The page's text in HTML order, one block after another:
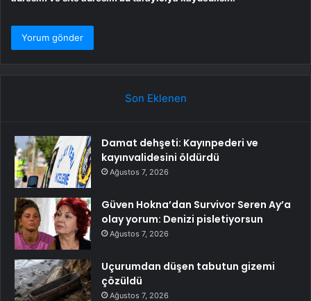
Son Eklenen
Damat dehşeti: Kayınpederi ve
kayınvalidesini öldürdü
Ağustos 7, 2026
Güven Hokna’dan Survivor Seren Ay’a
olay yorum: Denizi pisletiyorsun
Ağustos 7, 2026
Uçurumdan düşen tabutun gizemi
çözüldü
Ağustos 7, 2026